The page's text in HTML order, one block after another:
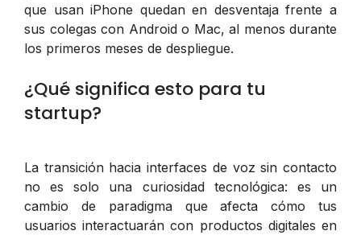
que usan iPhone quedan en desventaja frente a
sus colegas con Android o Mac, al menos durante
los primeros meses de despliegue.
¿Qué significa esto para tu
startup?
La transición hacia interfaces de voz sin contacto
no es solo una curiosidad tecnológica: es un
cambio de paradigma que afecta cómo tus
usuarios interactuarán con productos digitales en